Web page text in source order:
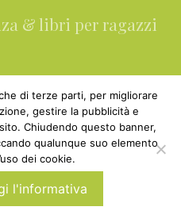
& libri per ragazzi
Kit
di terze parti, per migliorare
gestire la pubblicità e
Chiudendo questo banner,
qualunque suo elemento
dei cookie.
l'informativa